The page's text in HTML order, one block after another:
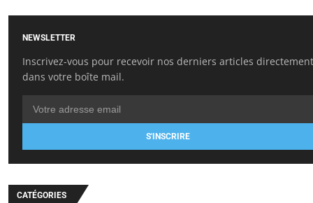
NEWSLETTER
Inscrivez-vous pour recevoir nos derniers articles directement
dans votre boîte mail.
S'INSCRIRE
CATÉGORIES